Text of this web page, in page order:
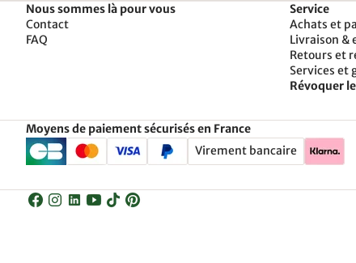
Nous sommes là pour vous
Contact
FAQ
Service
Achats et
Livraison &
Retours et
Services et
Révoquer
Moyens de paiement sécurisés en France
Virement bancaire